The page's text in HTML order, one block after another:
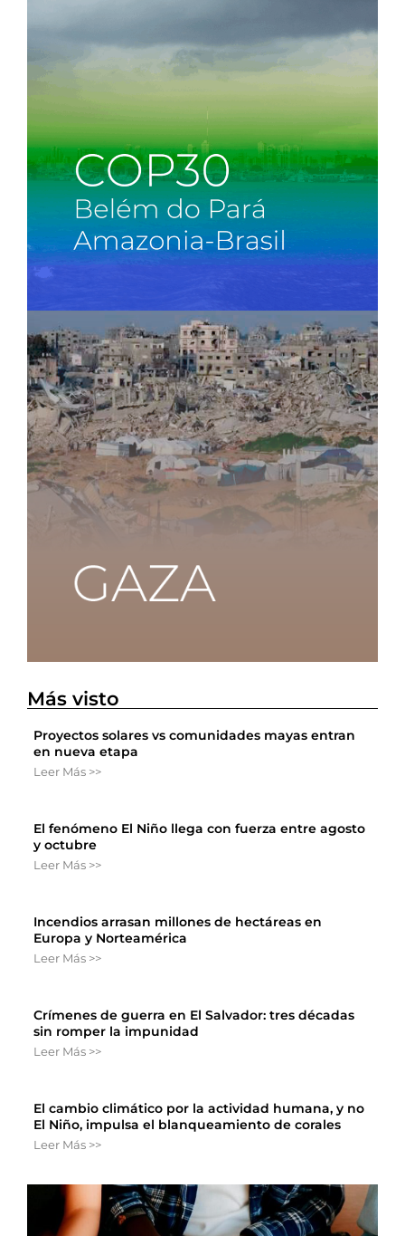
Más visto
Proyectos solares vs comunidades mayas entran
en nueva etapa
Leer Más >>
El fenómeno El Niño llega con fuerza entre agosto
y octubre
Leer Más >>
Incendios arrasan millones de hectáreas en
Europa y Norteamérica
Leer Más >>
Crímenes de guerra en El Salvador: tres décadas
sin romper la impunidad
Leer Más >>
El cambio climático por la actividad humana, y no
El Niño, impulsa el blanqueamiento de corales
Leer Más >>